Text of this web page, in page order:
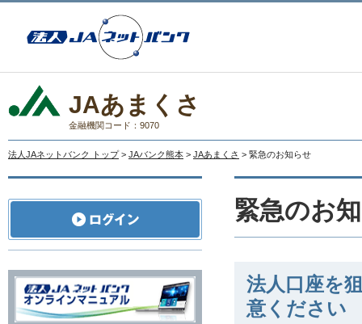
JAあまくさ
金融機関コード：9070
法人JAネットバンク トップ > JAバンク熊本 > JAあまくさ > 緊急のお知らせ
緊急のお
法人口座を
意ください